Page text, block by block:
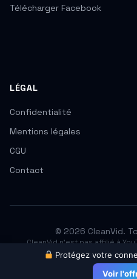
Télécharger Facebook
LÉGAL
Confidentialité
Mentions légales
CGU
Contact
© 2026 CleanVid.
CleanVid n'est pas affilié à
Respectez les droits d'auteur.
que vous avez
Protégez votre
Voir